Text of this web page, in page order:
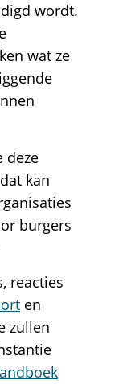
wordt.
wat ze
deze
kan
burgers
reacties
en
zullen